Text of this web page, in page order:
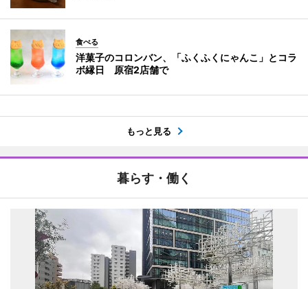
食べる
洋菓子のコロンバン、「ふくふくにゃんこ」とコラ
ボ縁日 原宿2店舗で
もっと見る
暮らす・働く